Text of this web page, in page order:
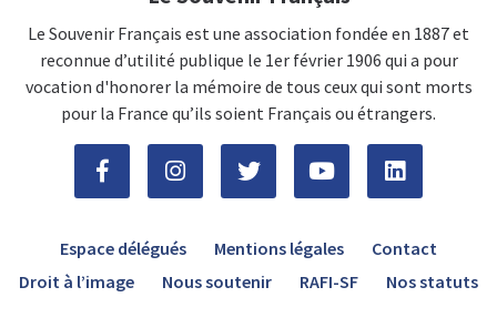
Le Souvenir Français est une association fondée en 1887 et
reconnue d’utilité publique le 1er février 1906 qui a pour
vocation d'honorer la mémoire de tous ceux qui sont morts
pour la France qu’ils soient Français ou étrangers.
Espace délégués Mentions légales
Contact
Droit à l’image
Nous soutenir RAFI-SF Nos statuts